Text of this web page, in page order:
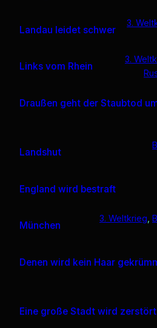
Landau leidet schwer
3.
Links vom Rhein
3.
Draußen geht der Staubtod
Landshut
England wird bestraft
München
3. Weltkrieg
Denen wird kein Haar
Eine große Stadt wird zerstört